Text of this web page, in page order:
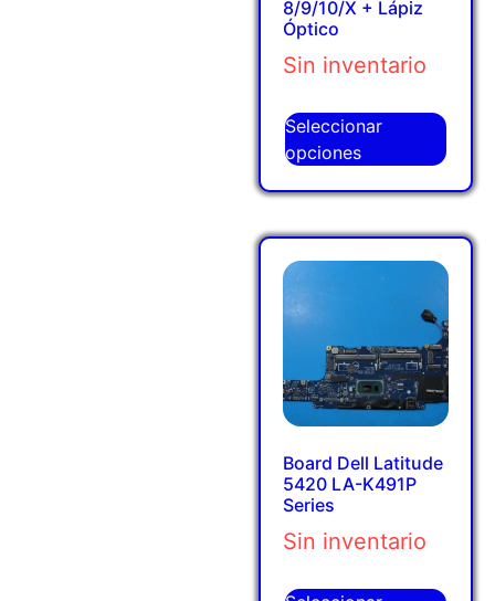
8/9/10/X + Lápiz
Óptico
Sin inventario
Seleccionar
opciones
Board Dell Latitude
5420 LA-K491P
Series
Sin inventario